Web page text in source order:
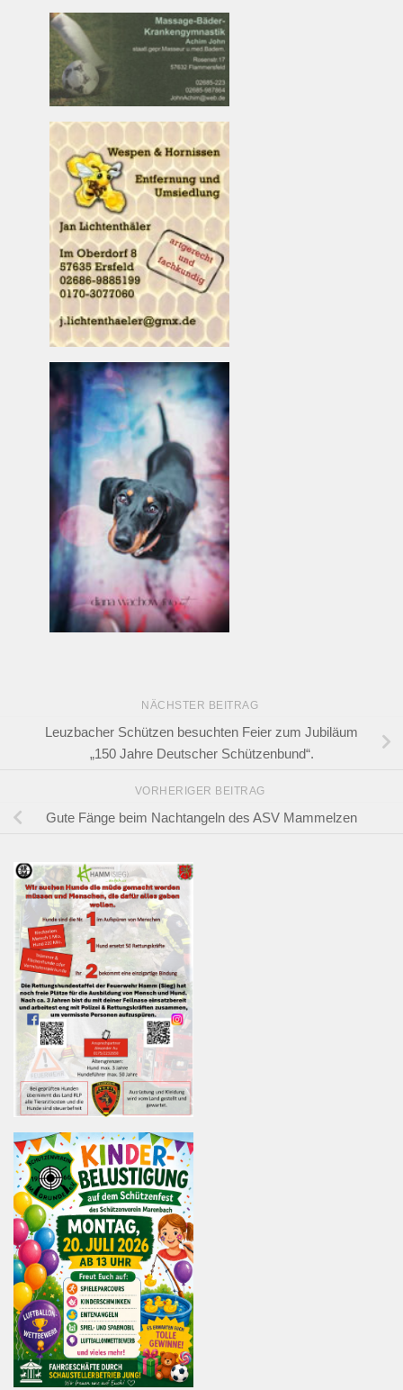
NÄCHSTER BEITRAG
Leuzbacher Schützen besuchten Feier zum Jubiläum
„150 Jahre Deutscher Schützenbund“.
VORHERIGER BEITRAG
Gute Fänge beim Nachtangeln des ASV Mammelzen